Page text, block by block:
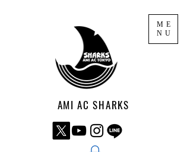
ME
NU
AMI AC SHARKS